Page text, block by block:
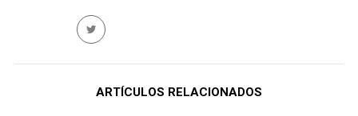
ARTÍCULOS RELACIONADOS